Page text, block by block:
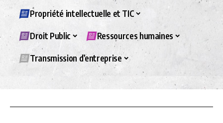
Propriété intellectuelle et TIC
Droit Public Ressources humaines
Transmission d’entreprise